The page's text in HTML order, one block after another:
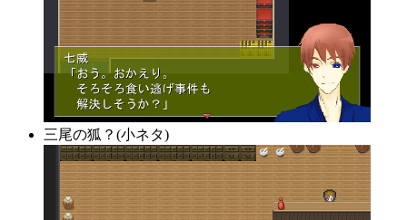
三尾の狐？(小ネタ)